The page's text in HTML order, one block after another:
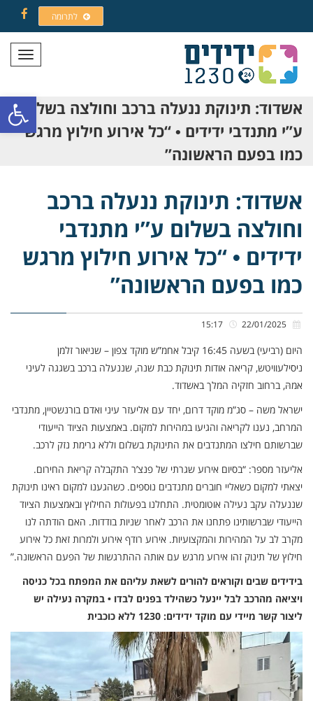
פתח
לתרומה
תפריט
אשדוד: תינוקת ננעלה ברכב וחולצה בשלום
ע”י מתנדבי ידידים • “כל אירוע חילוץ מרגש
כמו בפעם הראשונה”
אשדוד: תינוקת ננעלה ברכב
וחולצה בשלום ע”י מתנדבי
ידידים • “כל אירוע חילוץ מרגש
כמו בפעם הראשונה”
היום (רביעי) בשעה 16:45 קיבל אחמ”ש מוקד צפון – שניאור זלמן
ניסילעוויטש, קריאה אודות תינוקת כבת שנה, שננעלה ברכב בשגגה לעיני
אמהּ, ברחוב חזקיה המלך באשדוד.
ישראל משה – סג”מ מוקד דרום, יחד עם אליעזר עיני ואדם בורנשטיין, מתנדבי
המרחב, נענו לקריאה והגיעו במהירות למקום. באמצעות הציוד הייעודי
שברשותם חילצו המתנדבים את התינוקת בשלום וללא גרימת נזק לרכב.
אליעזר מספר: “בסיום אירוע שגרתי של פנצ’ר התקבלה קריאת החירום.
יצאתי למקום כשאליי חוברים מתנדבים נוספים. כשהגענו למקום ראינו תינוקת
שננעלה עקב נעילה אוטומטית. התחלנו בפעולות החילוץ ובאמצעות הציוד
הייעודי שברשותינו פתחנו את הרכב לאחר שניות בודדות. האם הודתה לנו
מקרב לב על המהירות והמקצועיות. אירוע רודף אירוע ולמרות זאת כל אירוע
חילוץ של תינוק זהו אירוע מרגש עם אותה ההתרגשות של הפעם הראשונה.”
בידידים שבים וקוראים להורים לשאת עליהם את המפתח בכל כניסה
ויציאה מהרכב לבל יינעל כשהילד בפנים לבדו • במקרה נעילה יש
ליצור קשר מיידי עם מוקד ידידים: 1230 ללא כוכבית